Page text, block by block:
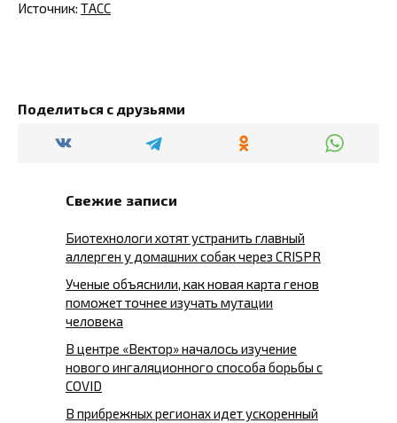
Источник: ТАСС
Поделиться с друзьями
Свежие записи
Биотехнологи хотят устранить главный
аллерген у домашних собак через CRISPR
Ученые объяснили, как новая карта генов
поможет точнее изучать мутации
человека
В центре «Вектор» началось изучение
нового ингаляционного способа борьбы с
COVID
В прибрежных регионах идет ускоренный